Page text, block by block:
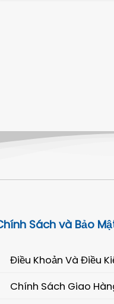
Sách và Bảo
Điều Khoản Và Điều
Chính Sách Giao